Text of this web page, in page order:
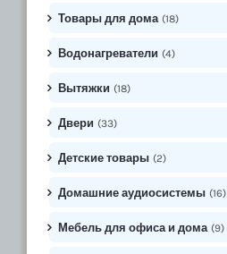
Товары для дома (18)
Водонагреватели (4)
Вытяжки (18)
Двери (33)
Детские товары (2)
Домашние аудиосистемы (16)
Мебель для офиса и дома (9)